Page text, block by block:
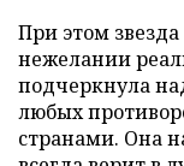
При этом звезда
нежелании
подчеркнула
любых
странами. Она